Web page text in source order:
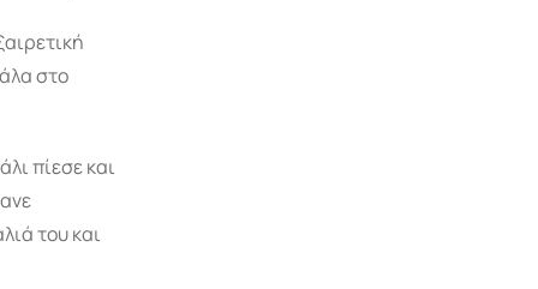
στο
πίεσε και
του και